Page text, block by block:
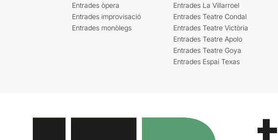
Entrades òpera
Entrades improvisació
Entrades monòlegs
Entrades La Villarroel
Entrades Teatre Condal
Entrades Teatre Victòria
Entrades Teatre Apolo
Entrades Teatre Goya
Entrades Espai Texas